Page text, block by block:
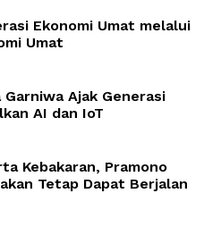
Ekonomi Umat melalui
Umat
Ajak Generasi
AI dan IoT
Kebakaran, Pramono
Tetap Dapat Berjalan